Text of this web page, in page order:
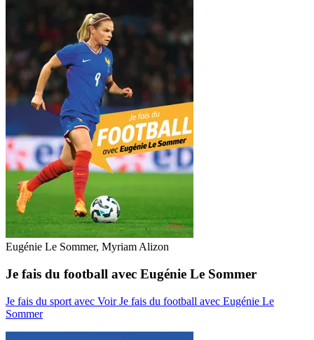
Eugénie Le Sommer, Myriam Alizon
Je fais du football avec Eugénie Le Sommer
Je fais du sport avec Voir Je fais du football avec Eugénie Le
Sommer